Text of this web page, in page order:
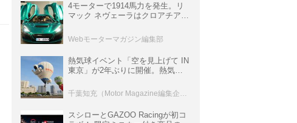
4モーターで1914馬力を発生。リ
マック ネヴェーラはクロアチア発
ロニクル・完全版／115】
Webモーターマガジン編集部
熱気球イベント「空を見上げて IN
東京」が2年ぶりに開催。熱気球
室などのコンテンツも
千葉知充（Motor Magazine編集企画室）
スシローとGAZOO Racingが初コ